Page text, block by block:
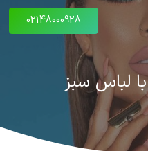
02148000928
لباس سبز